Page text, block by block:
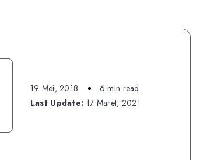
19 Mei, 2018
6 min read
Last Update: 17 Maret, 2021